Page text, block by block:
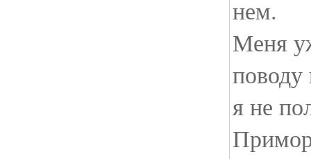
нем.
Меня
я не